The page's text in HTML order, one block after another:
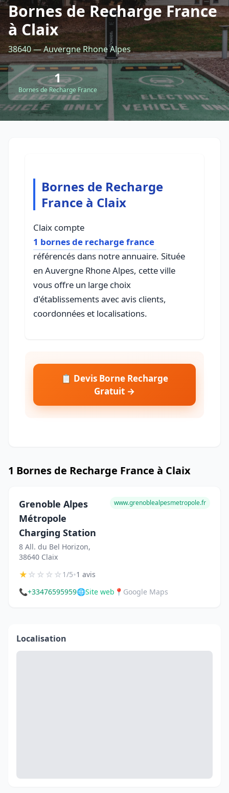
Retour à la liste des métiers
CGU-Confidentialité- Service proposé parViteUnDevis.com-Vous
Bornes de Recharge France
à Claix
38640 — Auvergne Rhone Alpes
1
Bornes de Recharge France
Bornes de Recharge
France à Claix
Claix compte
1 bornes de recharge france
référencés dans notre annuaire. Située
en Auvergne Rhone Alpes, cette ville
vous offre un large choix
d'établissements avec avis clients,
coordonnées et localisations.
📋 Devis Borne Recharge
Gratuit →
1 Bornes de Recharge France à Claix
Grenoble Alpes
Métropole
Charging Station
8 All. du Bel Horizon,
38640 Claix
www.grenoblealpesmetropole.fr
★☆☆☆☆1/5•1 avis
📞+33476595959🌐Site web 📍 Google Maps
Localisation